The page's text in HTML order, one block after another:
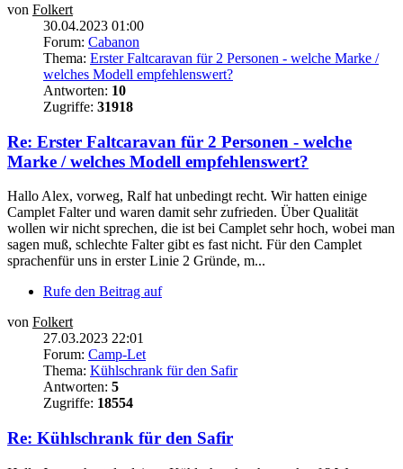
von Folkert
30.04.2023 01:00
Forum: Cabanon
Thema: Erster Faltcaravan für 2 Personen - welche Marke /
welches Modell empfehlenswert?
Antworten: 10
Zugriffe: 31918
Re: Erster Faltcaravan für 2 Personen - welche
Marke / welches Modell empfehlenswert?
Hallo Alex, vorweg, Ralf hat unbedingt recht. Wir hatten einige
Camplet Falter und waren damit sehr zufrieden. Über Qualität
wollen wir nicht sprechen, die ist bei Camplet sehr hoch, wobei man
sagen muß, schlechte Falter gibt es fast nicht. Für den Camplet
sprachenfür uns in erster Linie 2 Gründe, m...
Rufe den Beitrag auf
von Folkert
27.03.2023 22:01
Forum: Camp-Let
Thema: Kühlschrank für den Safir
Antworten: 5
Zugriffe: 18554
Re: Kühlschrank für den Safir